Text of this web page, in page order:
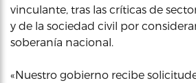
vinculante, tras las críticas de
y de la sociedad civil por
soberanía nacional.
«Nuestro gobierno recibe